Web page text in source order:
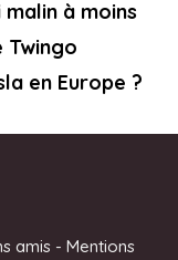
à moins
Twingo
en Europe ?
amis - Mentions